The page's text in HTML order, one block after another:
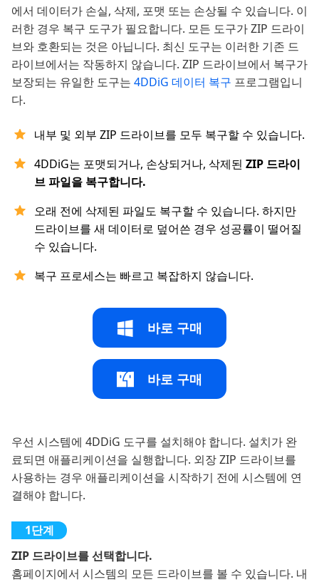
에서 데이터가 손실, 삭제, 포맷 또는 손상될 수 있습니다. 이
러한 경우 복구 도구가 필요합니다. 모든 도구가 ZIP 드라이
브와 호환되는 것은 아닙니다. 최신 도구는 이러한 기존 드
라이브에서는 작동하지 않습니다. ZIP 드라이브에서 복구가
보장되는 유일한 도구는 4DDiG 데이터 복구 프로그램입니
다.
내부 및 외부 ZIP 드라이브를 모두 복구할 수 있습니다.
4DDiG는 포맷되거나, 손상되거나, 삭제된 ZIP 드라이
브 파일을 복구합니다.
오래 전에 삭제된 파일도 복구할 수 있습니다. 하지만
드라이브를 새 데이터로 덮어쓴 경우 성공률이 떨어질
수 있습니다.
복구 프로세스는 빠르고 복잡하지 않습니다.
바로 구매
바로 구매
우선 시스템에 4DDiG 도구를 설치해야 합니다. 설치가 완
료되면 애플리케이션을 실행합니다. 외장 ZIP 드라이브를
사용하는 경우 애플리케이션을 시작하기 전에 시스템에 연
결해야 합니다.
ZIP 드라이브를 선택합니다.
홈페이지에서 시스템의 모든 드라이브를 볼 수 있습니다. 내